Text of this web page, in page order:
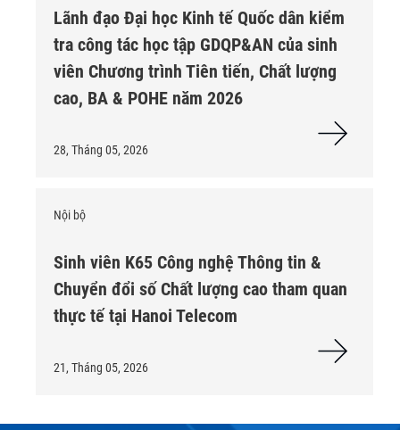
Lãnh đạo Đại học Kinh tế Quốc dân kiểm
tra công tác học tập GDQP&AN của sinh
viên Chương trình Tiên tiến, Chất lượng
cao, BA & POHE năm 2026
28, Tháng 05, 2026
Nội bộ
Sinh viên K65 Công nghệ Thông tin &
Chuyển đổi số Chất lượng cao tham quan
thực tế tại Hanoi Telecom
21, Tháng 05, 2026